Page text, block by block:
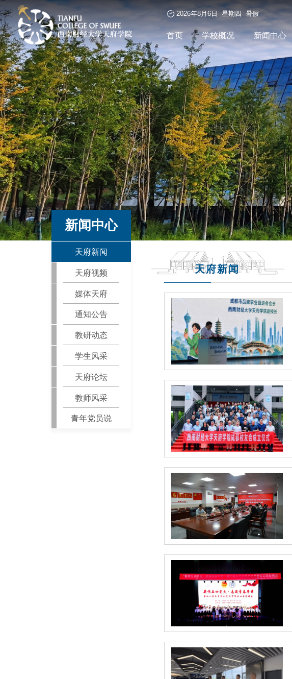
2026年8月6日 星期四 暑假
首页 学校概况 新闻中心
新闻中心
天府新闻
天府视频
媒体天府
通知公告
教研动态
学生风采
天府论坛
教师风采
青年党员说
天府新闻